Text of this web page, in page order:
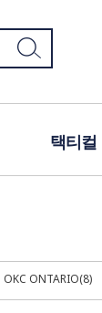
택티컬
OKC ONTARIO(8)